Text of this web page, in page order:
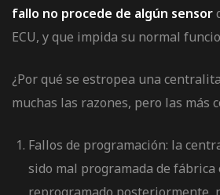
fallo no procede de algún sensor
ECU, y que impida su normal
¿Por qué se estropea una
muchas las razones, pero las más
Fallos de programación: la
sido mal programada de fábrica